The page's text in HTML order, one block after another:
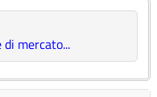
mercato...